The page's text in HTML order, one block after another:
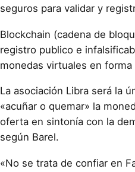
seguros para validar y
Blockchain (cadena de
registro publico e
monedas virtuales en forma
La asociación Libra será la
«acuñar o quemar» la
oferta en sintonía con la
según Barel.
«No se trata de confiar en